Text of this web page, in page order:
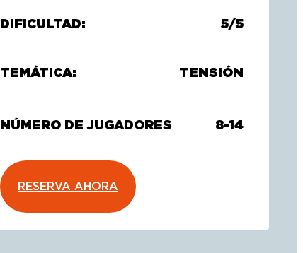
DIFICULTAD: 5/5
TEMÁTICA: TENSIÓN
NÚMERO DE JUGADORES 8-14
RESERVA AHORA